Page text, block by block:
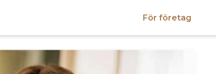
För företag